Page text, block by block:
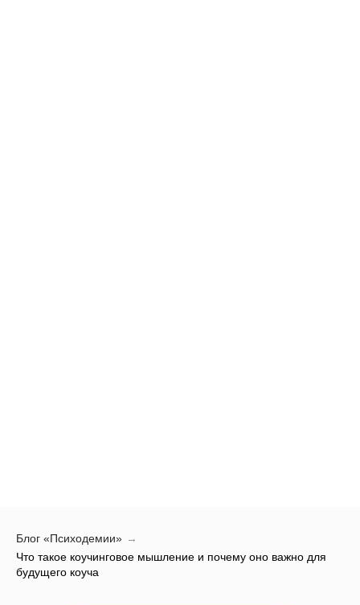
Блог «Психодемии» →
Что такое коучинговое мышление и почему оно важно для
будущего коуча